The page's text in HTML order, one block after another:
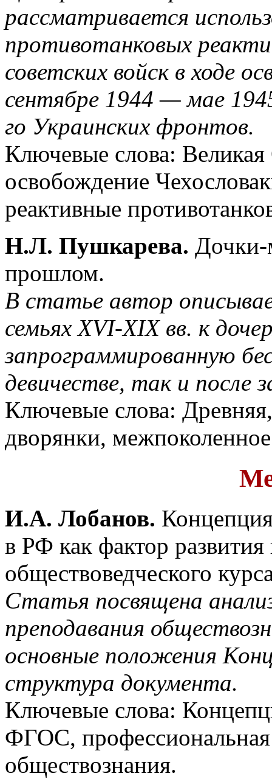
рассматривается
противотанковых
советских войск в ходе
сентябре 1944 — мае
го Украинских фронтов.
Ключевые слова: Великая
освобождение
реактивные
Н.Л. Пушкарева. Дочки-
прошлом.
В статье автор
семьях XVI-XIX вв. к
запрограммированную
девичестве, так и после
Ключевые слова:
дворянки,
И.А. Лобанов.
в РФ как фактор
обществоведческого
Статья посвящена
преподавания
основные положения
структура документа.
Ключевые слова:
ФГОС, профессиональная
обществознания.